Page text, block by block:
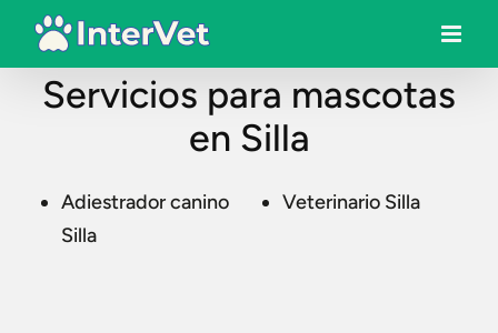
Servicios para mascotas
en Silla
Adiestrador canino
Silla
Veterinario Silla